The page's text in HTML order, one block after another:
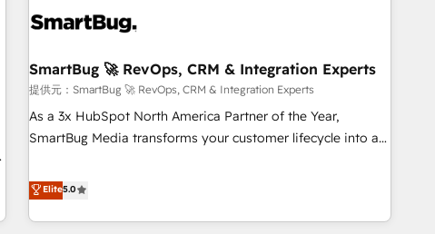
SmartBug 🚀 RevOps, CRM & Integration Experts
提供元：SmartBug 🚀 RevOps, CRM & Integration Experts
As a 3x HubSpot North America Partner of the Year,
SmartBug Media transforms your customer lifecycle into a
divisions Globalia (AI & Software) and Point Success Media
(Paid Media), making this the official home for all three
brands. 🔄 Implementation & Integration - Seamless
Elite5.0